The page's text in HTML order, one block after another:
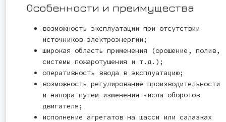
Особенности и преимущества
возможность эксплуатации при отсутствии
источников электроэнергии;
широкая область применения (орошение, полив,
системы пожаротушения и т.д.);
оперативность ввода в эксплуатацию;
возможность регулирование производительности
и напора путем изменения числа оборотов
двигателя;
исполнение агрегатов на шасси или салазках